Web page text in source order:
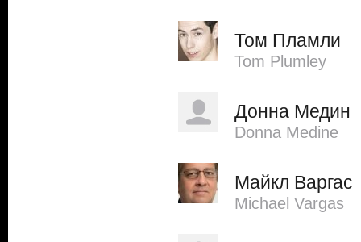
Том Пламли
Tom Plumley
Донна Медин
Donna Medine
Майкл Варгас
Michael Vargas